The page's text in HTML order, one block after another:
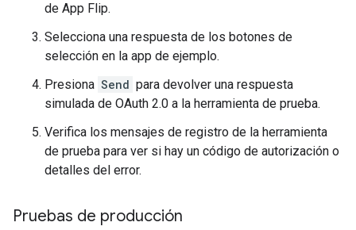
de App Flip.
Selecciona una respuesta de los botones de
selección en la app de ejemplo.
Presiona Send para devolver una respuesta
simulada de OAuth 2.0 a la herramienta de prueba.
Verifica los mensajes de registro de la herramienta
de prueba para ver si hay un código de autorización o
detalles del error.
Pruebas de producción